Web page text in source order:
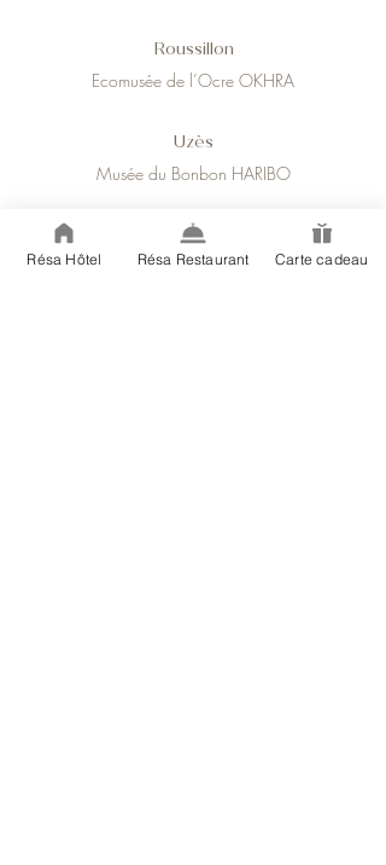
Roussillon
Ecomusée de l’Ocre OKHRA
Uzès
Musée du Bonbon HARIBO
Les Baux de Provence
Les Carrières de Lumières
Résa Hôtel Résa Restaurant Carte cadeau